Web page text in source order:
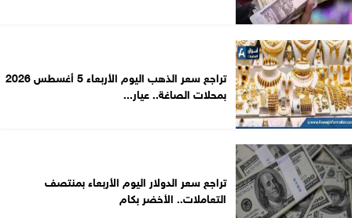
تراجع سعر الذهب اليوم الأربعاء 5 أغسطس 2026
بمحلات الصاغة.. عيار...
تراجع سعر الدولار اليوم الأربعاء بمنتصف
التعاملات.. الأخضر بكام